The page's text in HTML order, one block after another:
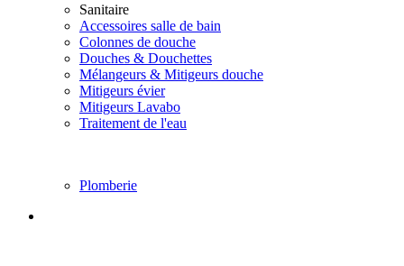
Sanitaire
Accessoires salle de bain
Colonnes de douche
Douches & Douchettes
Mélangeurs & Mitigeurs douche
Mitigeurs évier
Mitigeurs Lavabo
Traitement de l'eau
Plomberie